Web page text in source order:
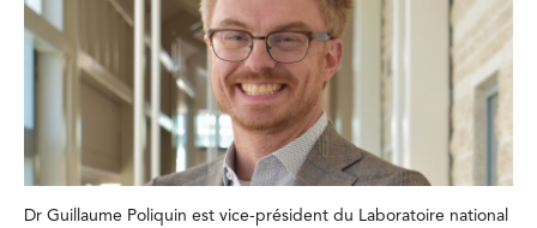
Dr Guillaume Poliquin est vice-président du Laboratoire national